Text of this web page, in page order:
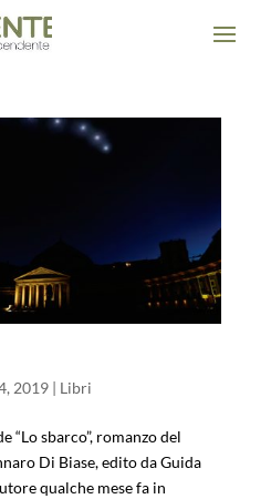
2019| Libri
“Lo sbarco”, romanzo del
Di Biase, edito da Guida
qualche mese fa in